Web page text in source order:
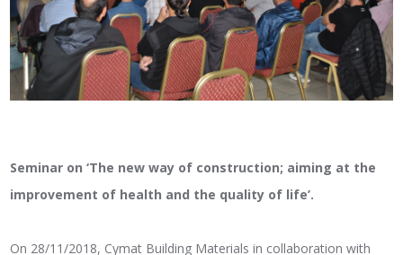
Seminar on ‘The new way of construction; aiming at the
improvement of health and the quality of life’.
On 28/11/2018, Cymat Building Materials in collaboration with